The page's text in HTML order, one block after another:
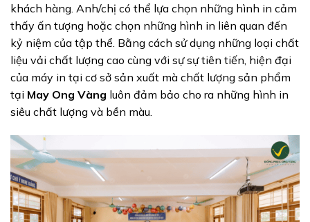
khách hàng. Anh/chị có thể lựa chọn những hình in cảm
thấy ấn tượng hoặc chọn những hình in liên quan đến
kỷ niệm của tập thể. Bằng cách sử dụng những loại chất
liệu vải chất lượng cao cùng với sự sự tiên tiến, hiện đại
của máy in tại cơ sở sản xuất mà chất lượng sản phẩm
tại May Ong Vàng luôn đảm bảo cho ra những hình in
siêu chất lượng và bền màu.